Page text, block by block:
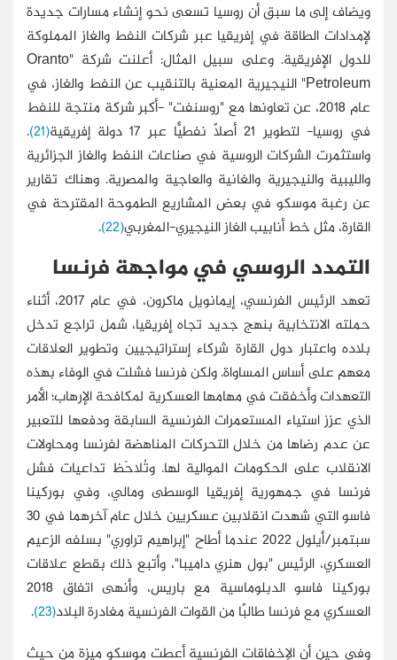
ويضاف إلى ما سبق أن روسيا تسعى نحو إنشاء مسارات جديدة
لإمدادات الطاقة في إفريقيا عبر شركات النفط والغاز المملوكة
للدول الإفريقية. وعلى سبيل المثال: أعلنت شركة "Oranto
Petroleum" النيجيرية المعنية بالتنقيب عن النفط والغاز، في
عام 2018، عن تعاونها مع "روسنفت" -أكبر شركة منتجة للنفط
في روسيا- لتطوير 21 أصلًا نفطيًّا عبر 17 دولة إفريقية
(21)
.
واستثمرت الشركات الروسية في صناعات النفط والغاز الجزائرية
والليبية والنيجيرية والغانية والعاجية والمصرية. وهناك تقارير
عن رغبة موسكو في بعض المشاريع الطموحة المقترحة في
القارة، مثل خط أنابيب الغاز النيجيري-المغربي(22)
.
التمدد الروسي في مواجهة فرنسا
تعهد الرئيس الفرنسي، إيمانويل ماكرون، في عام 2017، أثناء
حملته الانتخابية بنهج جديد تجاه إفريقيا، شمل تراجع تدخل
بلاده واعتبار دول القارة شركاء إستراتيجيين وتطوير العلاقات
معهم على أساس المساواة. ولكن فرنسا فشلت في الوفاء بهذه
التعهدات وأخفقت في مهامها العسكرية لمكافحة الإرهاب؛ الأمر
الذي عزز استياء المستعمرات الفرنسية السابقة ودفعها للتعبير
عن عدم رضاها من خلال التحركات المناهضة لفرنسا ومحاولات
الانقلاب على الحكومات الموالية لها. وتُلاحَظ تداعيات فشل
فرنسا في جمهورية إفريقيا الوسطى ومالي، وفي بوركينا
فاسو التي شهدت انقلابين عسكريين خلال عام آخرهما في 30
سبتمبر/أيلول 2022 عندما أطاح "إبراهيم تراوري" بسلفه الزعيم
العسكري، الرئيس "بول هنري داميبا"، وأتبع ذلك بقطع علاقات
بوركينا فاسو الدبلوماسية مع باريس، وأنهى اتفاق 2018
العسكري مع فرنسا طالبًا من القوات الفرنسية مغادرة البلاد(23)
.
وفي حين أن الإخفاقات الفرنسية أعطت موسكو ميزة من حيث